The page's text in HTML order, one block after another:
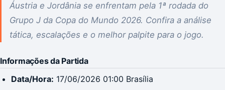
Áustria e Jordânia se enfrentam pela 1ª rodada do
Grupo J da Copa do Mundo 2026. Confira a análise
tática, escalações e o melhor palpite para o jogo.
Informações da Partida
Data/Hora: 17/06/2026 01:00 Brasília